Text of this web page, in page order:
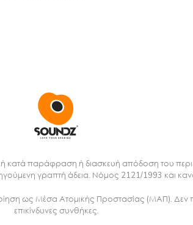
κατά παράφραση ή διασκευή απόδοση του
γραπτή άδεια. Νόμος 2121/1993 και
ως Μέσα Ατομικής Προστασίας (ΜΑΠ). Δεν
επικίνδυνες συνθήκες.